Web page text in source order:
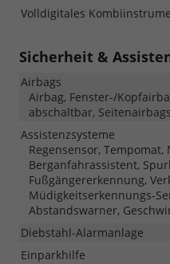
Volldigitales
Sicherheit &
Airbags
Airbag, Fenster-/
abschaltbar,
Assistenzsysteme
Regensensor,
Berganfahrassistent,
Fußgängererkennung,
Müdigkeitserkennungs-
Abstandswarner,
Diebstahl-Alarmanlage
Einparkhilfe